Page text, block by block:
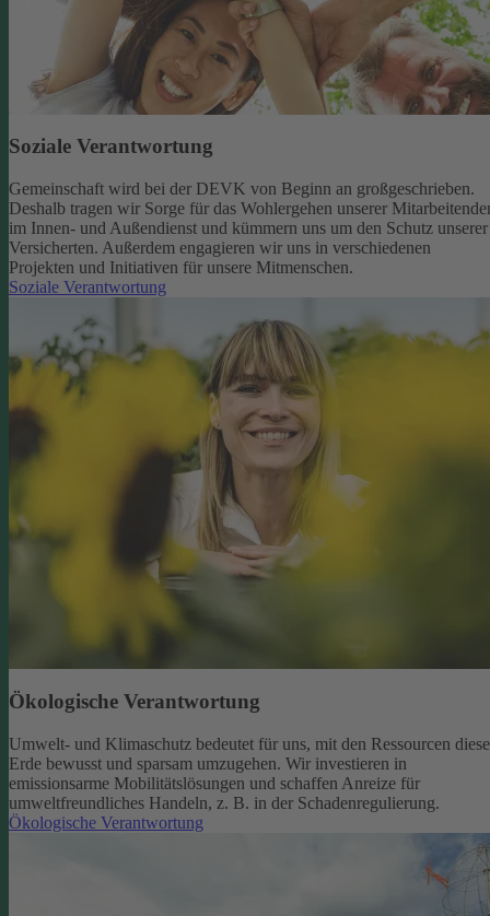
Soziale Verantwortung
Gemeinschaft wird bei der DEVK von Beginn an großgeschrieben.
Deshalb tragen wir Sorge für das Wohlergehen unserer
im Innen- und Außendienst und kümmern uns um den Schutz unserer
Versicherten. Außerdem engagieren wir uns in verschiedenen
Projekten und Initiativen für unsere Mitmenschen.
Soziale Verantwortung
Ökologische Verantwortung
Umwelt- und Klimaschutz bedeutet für uns, mit den Ressourcen
Erde bewusst und sparsam umzugehen. Wir investieren in
emissionsarme Mobilitätslösungen und schaffen Anreize für
umweltfreundliches Handeln, z. B. in der Schadenregulierung.
Ökologische Verantwortung